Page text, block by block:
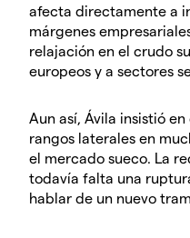
afecta directamente a
márgenes
relajación en el crudo
europeos y a sectores
Aun así, Ávila insistió
rangos laterales en
el mercado sueco. La
todavía falta una
hablar de un nuevo